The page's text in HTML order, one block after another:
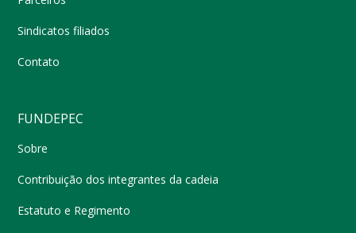
Sindicatos filiados
Contato
FUNDEPEC
Sobre
Contribuição dos integrantes da cadeia
Estatuto e Regimento